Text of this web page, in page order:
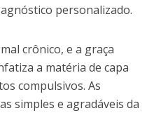
personalizado.
crônico, e a graça
a matéria de capa
compulsivos. As
simples e agradáveis da